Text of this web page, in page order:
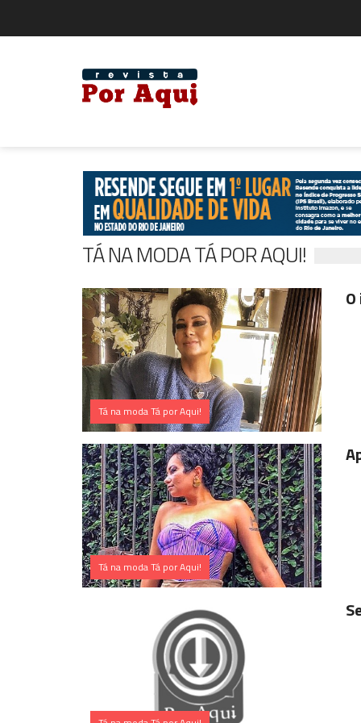
TÁ NA MODA TÁ POR AQUI!
Tá na moda Tá por Aqui!
Tá na moda Tá por Aqui!